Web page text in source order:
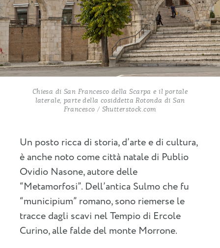
Chiesa di San Francesco della Scarpa e il portale
laterale, parte della cosiddetta Rotonda di San
Francesco / Shutterstock.com
Un posto ricca di storia, d’arte e di cultura,
è anche noto come città natale di Publio
Ovidio Nasone, autore delle
“Metamorfosi”. Dell’antica Sulmo che fu
“municipium” romano, sono riemerse le
tracce dagli scavi nel Tempio di Ercole
Curino, alle falde del monte Morrone.